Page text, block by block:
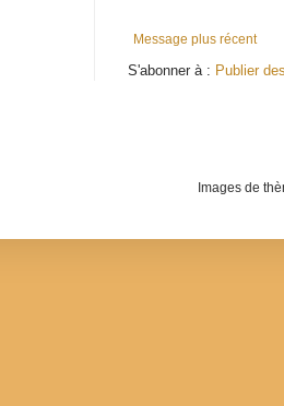
Message plus récent
S'abonner à : Publier
Images de